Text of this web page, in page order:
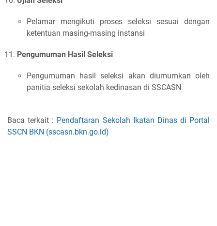
Pelamar mengikuti proses seleksi sesuai dengan
ketentuan masing-masing instansi
Pengumuman Hasil Seleksi
Pengumuman hasil seleksi akan diumumkan oleh
panitia seleksi sekolah kedinasan di SSCASN
Baca terkait : Pendaftaran Sekolah Ikatan Dinas di Portal
SSCN BKN (sscasn.bkn.go.id)